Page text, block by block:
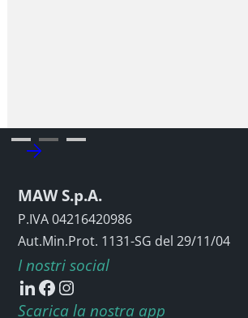
Slide 2 of 3.
MAW S.p.A.
P.IVA 04216420986
Aut.Min.Prot. 1131-SG del 29/11/04
I nostri social
Scarica la nostra app